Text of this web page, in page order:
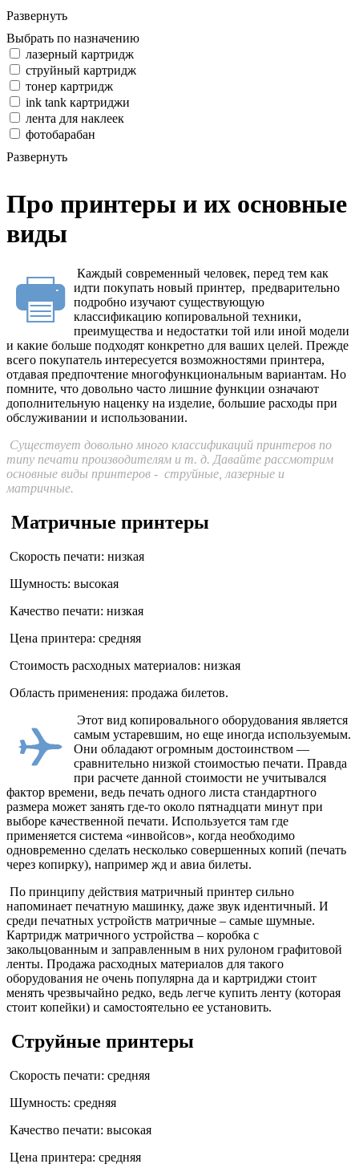
Развернуть
Выбрать по назначению
лазерный картридж
струйный картридж
тонер картридж
ink tank картриджи
лента для наклеек
фотобарабан
Развернуть
Про принтеры и их основные
виды
Каждый современный человек, перед тем как
идти покупать новый принтер, предварительно
подробно изучают существующую
классификацию копировальной техники,
преимущества и недостатки той или иной модели
и какие больше подходят конкретно для ваших целей. Прежде
всего покупатель интересуется возможностями принтера,
отдавая предпочтение многофункциональным вариантам. Но
помните, что довольно часто лишние функции означают
дополнительную наценку на изделие, большие расходы при
обслуживании и использовании.
Существует довольно много классификаций принтеров по
типу печати производителям и т. д. Давайте рассмотрим
основные виды принтеров - струйные, лазерные и
матричные.
Матричные принтеры
Скорость печати: низкая
Шумность: высокая
Качество печати: низкая
Цена принтера: средняя
Стоимость расходных материалов: низкая
Область применения: продажа билетов.
Этот вид копировального оборудования является
самым устаревшим, но еще иногда используемым.
Они обладают огромным достоинством —
сравнительно низкой стоимостью печати. Правда
при расчете данной стоимости не учитывался
фактор времени, ведь печать одного листа стандартного
размера может занять где-то около пятнадцати минут при
выборе качественной печати. Используется там где
применяется система «инвойсов», когда необходимо
одновременно сделать несколько совершенных копий (печать
через копирку), например жд и авиа билеты.
По принципу действия матричный принтер сильно
напоминает печатную машинку, даже звук идентичный. И
среди печатных устройств матричные – самые шумные.
Картридж матричного устройства – коробка с
закольцованным и заправленным в них рулоном графитовой
ленты. Продажа расходных материалов для такого
оборудования не очень популярна да и картриджи стоит
менять чрезвычайно редко, ведь легче купить ленту (которая
стоит копейки) и самостоятельно ее установить.
Струйные принтеры
Скорость печати: средняя
Шумность: средняя
Качество печати: высокая
Цена принтера: средняя